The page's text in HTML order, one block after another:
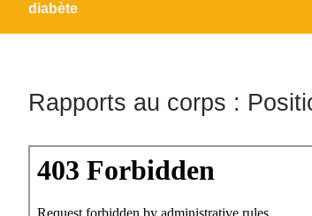
diabète
Rapports au corps :